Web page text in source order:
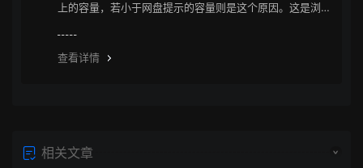
上的容量，若小于网盘提示的容量则是这个原因。这是浏
查看详情
相关文章